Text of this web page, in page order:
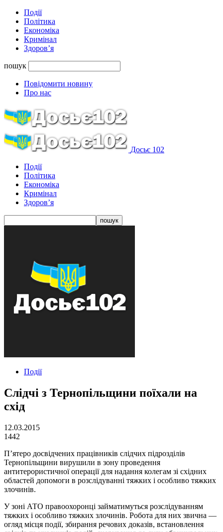
Події
Політика
Економіка
Кримінал
Здоров’я
пошук
Повідомити новину
Про нас
Досьє 102
Події
Політика
Економіка
Кримінал
Здоров’я
Події
Слідчі з Тернопільщини поїхали на
схід
12.03.2015
1442
П’ятеро досвідчених працівників слідчих підрозділів
Тернопільщини вирушили в зону проведення
антитерористичної операції для надання колегам зі східних
областей допомоги в розслідуванні тяжких і особливо тяжких
злочинів.
У зоні АТО правоохоронці займатимуться розслідуванням
тяжких і особливо тяжких злочинів. Робота для них звична —
огляд місця події, збирання речових доказів, встановлення